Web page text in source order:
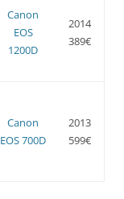
Canon
EOS
1200D
2014
389€
Canon
EOS 700D
2013
599€